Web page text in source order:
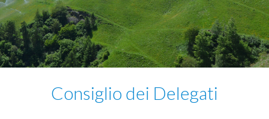
Consiglio dei Delegati